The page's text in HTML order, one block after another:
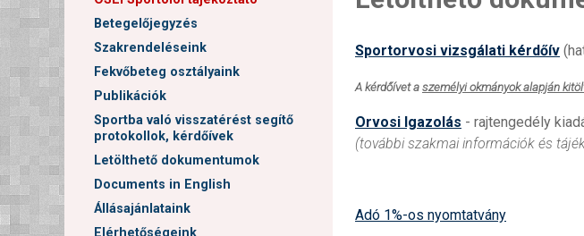
Betegelőjegyzés
Szakrendeléseink
Fekvőbeteg osztályaink
Publikációk
Sportba való visszatérést segítő
protokollok, kérdőívek
Letölthető dokumentumok
Documents in English
Állásajánlataink
Elérhetőségeink
Sportorvosi vizsgálati kérdőív
A kérdőívet a személyi okmányok alapján
Orvosi Igazolás - rajtengedély
(további szakmai információk és
Adó 1%-os nyomtatvány